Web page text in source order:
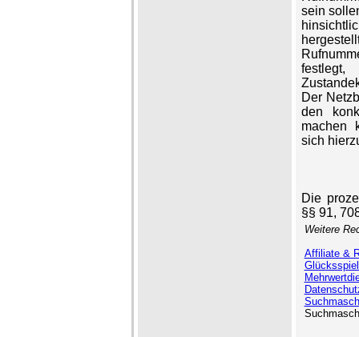
sein
Der
den
machen
sich
Die
§§ 91,
Weitere
Affiliate &